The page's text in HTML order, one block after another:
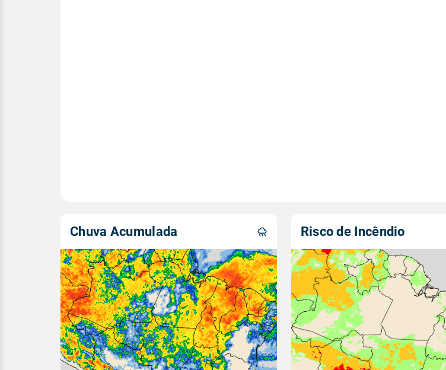
Chuva Acumulada Risco de Incêndio